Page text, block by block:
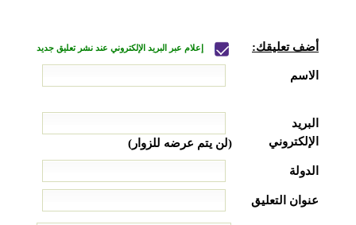
أضف تعليقك: إعلام عبر البريد الإلكتروني عند نشر تعليق جديد
الاسم
البريد
الإلكتروني
(لن يتم عرضه للزوار)
الدولة
عنوان التعليق